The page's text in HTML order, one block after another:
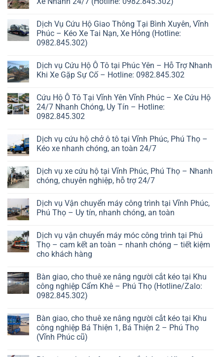
Dịch Vụ Cứu Hộ Giao Thông Tại Bình Xuyên, Vĩnh
Phúc – Kéo Xe Tai Nạn, Xe Hỏng (Hotline:
0982.845.302)
Dịch vụ Cứu Hộ Ô Tô tại Phúc Yên – Hỗ Trợ Nhanh
Khi Xe Gặp Sự Cố – Hotline: 0982.845.302
Cứu Hộ Ô Tô Tại Vĩnh Yên Vĩnh Phúc – Xe Cứu Hộ
24/7 Nhanh Chóng, Uy Tín – Hotline:
0982.845.302
Dịch vụ cứu hộ chở ô tô tại Vĩnh Phúc, Phú Thọ –
Kéo xe nhanh chóng, an toàn 24/7
Dịch vụ xe cứu hộ tại Vĩnh Phúc, Phú Thọ – Nhanh
chóng, chuyên nghiệp, hỗ trợ 24/7
Dịch vụ Vận chuyển máy công trình tại Vĩnh Phúc,
Phú Thọ – Uy tín, nhanh chóng, an toàn
Dịch vụ vận chuyển máy móc công trình tại Phú
Thọ – cam kết an toàn – nhanh chóng – tiết kiệm
cho khách hàng
Bàn giao, cho thuê xe nâng người cắt kéo tại Khu
công nghiệp Cẩm Khê – Phú Thọ (Hotline/Zalo:
0982.845.302)
Bàn giao, cho thuê xe nâng người cắt kéo tại Khu
công nghiệp Bá Thiện 1, Bá Thiện 2 – Phú Thọ
(Vĩnh Phúc cũ)